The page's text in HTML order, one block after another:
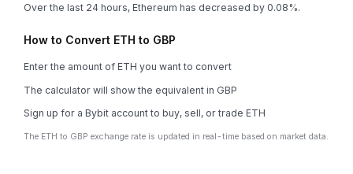
Over the last 24 hours, Ethereum has decreased by 0.08%.
How to Convert ETH to GBP
Enter the amount of ETH you want to convert
The calculator will show the equivalent in GBP
Sign up for a Bybit account to buy, sell, or trade ETH
The ETH to GBP exchange rate is updated in real-time based on market data.